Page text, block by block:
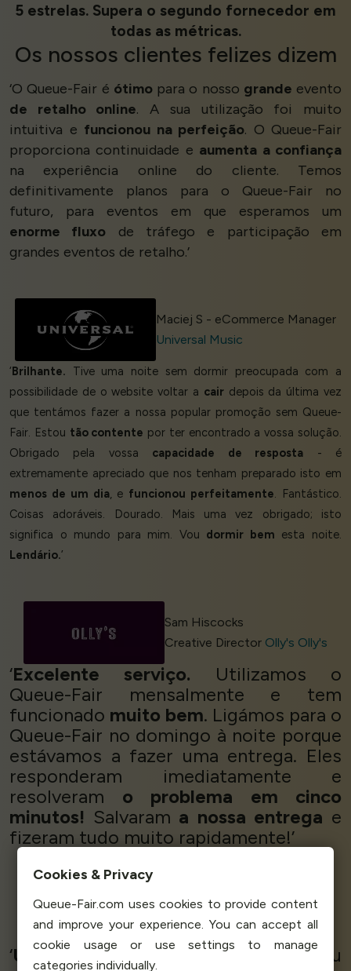
5 estrelas. Supera o segundo fornecedor em
todas as métricas.
Os nossos clientes felizes dizem
‘O Queue-Fair é ótimopara o nosso grande evento
de retalho online. A sua utilização foi muito
intuitiva e funcionou na perfeição. O Queue-Fair
proporciona continuidade e aumenta a confiança
na experiência online do cliente. Temos
definitivamente planos para o Queue-Fair no
futuro, para eventos em que esperamos um
enorme fluxo de tráfego e participação em
grandes eventos de retalho.’
Maciej S - eCommerce Manager
Universal Music
‘Brilhante. Tive uma noite sem dormir preocupada com a
possibilidade de o website voltar a cairdepois da última vez
que tentámos fazer a nossa popular promoção sem Queue-
Fair. Estou tão contente por ter encontrado a vossa solução.
Obrigado pela vossa capacidade de resposta - é
extremamente apreciado que nos tenham preparado isto em
menos de um dia, e funcionou perfeitamente . Fantástico.
Coisas adoráveis. Dourado. Mais uma vez obrigado; isto
significa o mundo para mim. Vou dormir bem esta noite.
Lendário.’
Sam Hiscocks
Creative Director Olly's Olly's
‘Excelente serviço. Utilizamos o
Queue-Fair mensalmente e tem
funcionado muito bem. Ligámos para o
Queue-Fair no domingo à noite porque
estávamos a fazer uma entrega. Eles
responderam imediatamente e
resolveram o problema em cinco
minutos! Salvaram a nossa entrega e
fizeram tudo muito rapidamente!’
Daniel Böning - Founder
Thrift'd
‘Um serviço perfeitoque nos ajudou
Cookies & Privacy
Queue-Fair.com uses cookies to provide content
and improve your experience. You can accept all
cookie usage or use settings to manage
categories individually.